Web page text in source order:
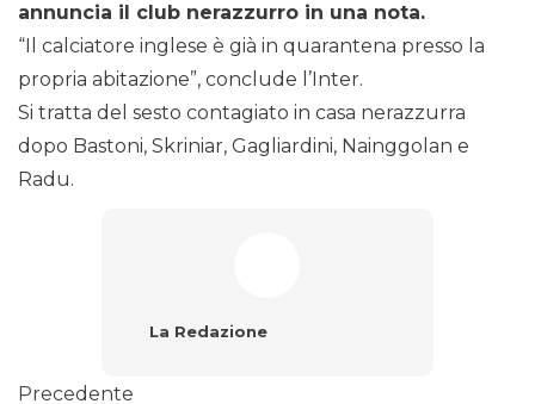
annuncia il club nerazzurro in una nota.
“Il calciatore inglese è già in quarantena presso la
propria abitazione”, conclude l’Inter.
Si tratta del sesto contagiato in casa nerazzurra
dopo Bastoni, Skriniar, Gagliardini, Nainggolan e
Radu.
La Redazione
Precedente